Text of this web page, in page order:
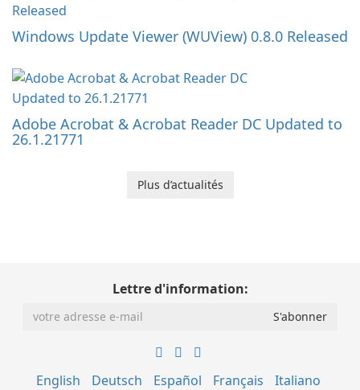
Windows Update Viewer (WUView) 0.8.0 Released
Adobe Acrobat & Acrobat Reader DC Updated to
26.1.21771
Plus d’actualités
Lettre d'information:
English Deutsch Español Français
Italiano